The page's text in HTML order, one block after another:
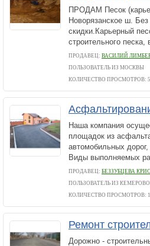
ПРОДАМ Песок
Новорязанское ш.
скидки.Карьерный
строительного
ПРОДАВЕЦ: ВАСИЛИЙ
ПОЛЬЗОВАТЕЛЬ ИЗ МОСКВЫ
КОЛИЧЕСТВО ПРОСМОТРОВ: 5
Наша компания
площадок из
автомобильных
Виды выполняемых
ПРОДАВЕЦ: БЕЗЗУБЦЕВА
ПОЛЬЗОВАТЕЛЬ ИЗ КЕМЕРОВО
КОЛИЧЕСТВО ПРОСМОТРОВ:
Ремонт
Дорожно -